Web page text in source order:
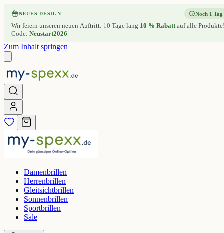
NEUES DESIGN
Wir feiern unseren neuen Auftritt: 10 Tage lang 10 % Rabattauf alle
Code: Neustart2026
Noch 1 Tag
Zum Inhalt springen
Damenbrillen
Herrenbrillen
Gleitsichtbrillen
Sonnenbrillen
Sportbrillen
Sale